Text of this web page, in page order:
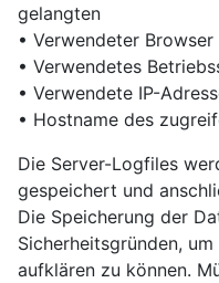
gelangten
• Verwendeter Browser
• Verwendetes
• Verwendete IP-
• Hostname des
Die Server-Logfiles
gespeichert und
Die Speicherung der
Sicherheitsgründen,
aufklären zu können.